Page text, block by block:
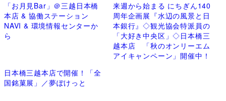
「お月見Bar」＠三越日本橋
本店 & 協働ステーション
NAVI & 環境情報センターか
ら
来週から始まる にちぎん140
周年企画展『水辺の風景と日
本銀行』◇観光協会特派員の
「大好き中央区」◇日本橋三
越本店 「秋のオンリーエム
アイキャンペーン」開催中！
日本橋三越本店で開催！「全
国銘菓展」／夢ぽけっと